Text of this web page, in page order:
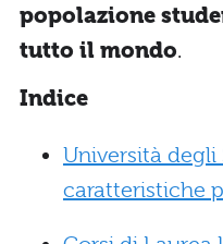
popolazione
tutto il mondo.
Indice
Università
caratteristiche